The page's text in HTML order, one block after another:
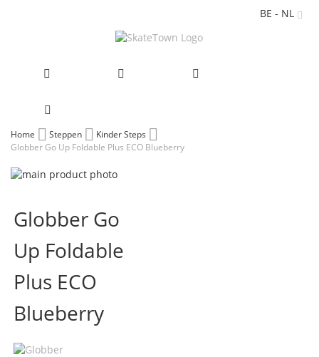
BE - NL
Ga
naar
inhoud
Home Steppen
Kinder Steps
Globber Go Up Foldable Plus ECO Blueberry
Ga
einde
van
de
afbeeldingen-
gallerij
het
begin
van
de
afbeeldingen-
gallerij
Globber Go
Up Foldable
Plus ECO
Blueberry